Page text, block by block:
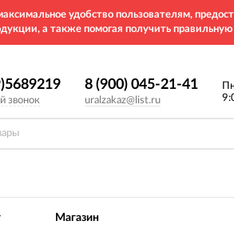
удобство пользователям,
а также помогая получить
звонок
8 (900) 045-21-41
uralzakaz@list.ru
Магазин